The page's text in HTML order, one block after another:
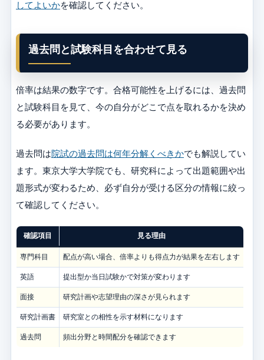
してよいかを確認してください。
過去問と試験科目を合わせて見る
倍率は結果の数字です。合格可能性を上げるには、過去問
と試験科目を見て、今の自分がどこで点を取れるかを決め
る必要があります。
過去問は院試の過去問は何年分解くべきかでも解説してい
ます。東京大学大学院でも、研究科によって出題範囲や出
題形式が変わるため、必ず自分が受ける区分の情報に絞っ
て確認してください。
確認項目 見る理由
専門科目 配点が高い場合、倍率よりも得点力が結果を左右します
英語 提出型か当日試験かで対策が変わります
面接 研究計画や志望理由の深さが見られます
研究計画書 研究室との相性を示す材料になります
過去問 頻出分野と時間配分を確認できます